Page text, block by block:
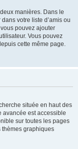
manières. Dans le
votre liste d’amis ou
pouvez ajouter
Vous pouvez
cette même page.
située en haut des
avancée est accessible
sur toutes les pages
thèmes graphiques